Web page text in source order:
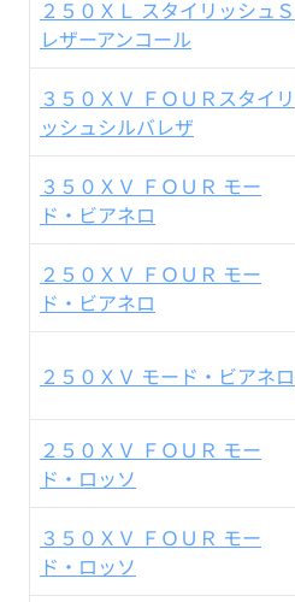
２５０ＸＬ スタイリッシュＳ
レザーアンコール
３５０ＸＶ ＦＯＵＲスタイリ
ッシュシルバレザ
３５０ＸＶ ＦＯＵＲ モー
ド・ビアネロ
２５０ＸＶ ＦＯＵＲ モー
ド・ビアネロ
２５０ＸＶ モード・ビアネロ
２５０ＸＶ ＦＯＵＲ モー
ド・ロッソ
３５０ＸＶ ＦＯＵＲ モー
ド・ロッソ